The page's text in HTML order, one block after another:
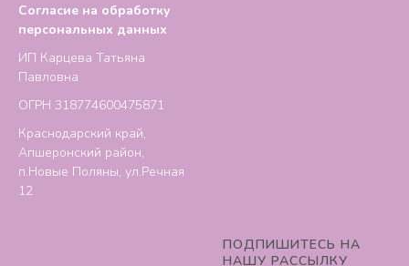
Согласие на обработку
персональных данных
ИП Карцева Татьяна
Павловна
ОГРН 318774600475871
Краснодарский край,
Апшеронский район,
п.Новые Поляны, ул.Речная
12
ПОДПИШИТЕСЬ НА
НАШУ РАССЫЛКУ